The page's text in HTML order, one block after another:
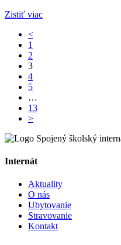
Zistiť viac
<
1
2
3
4
5
…
13
>
Internát
Aktuality
O nás
Ubytovanie
Stravovanie
Kontakt